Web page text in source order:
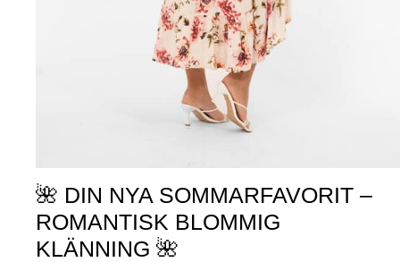
🌺 DIN NYA SOMMARFAVORIT –
ROMANTISK BLOMMIG
KLÄNNING 🌺